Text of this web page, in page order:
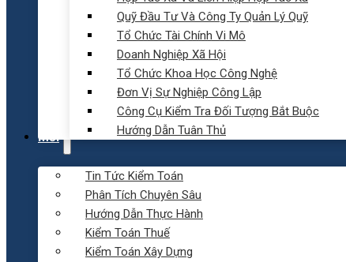
Quỹ Đầu Tư Và Công Ty Quản Lý Quỹ
Tổ Chức Tài Chính Vi Mô
Doanh Nghiệp Xã Hội
Tổ Chức Khoa Học Công Nghệ
Đơn Vị Sự Nghiệp Công Lập
Công Cụ Kiểm Tra Đối Tượng Bắt Buộc
Hướng Dẫn Tuân Thủ
Mới
Tin Tức Kiểm Toán
Phân Tích Chuyên Sâu
Hướng Dẫn Thực Hành
Kiểm Toán Thuế
Kiểm Toán Xây Dựng